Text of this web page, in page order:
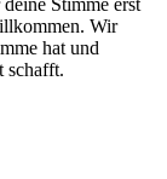
Wir
hat und
schafft.